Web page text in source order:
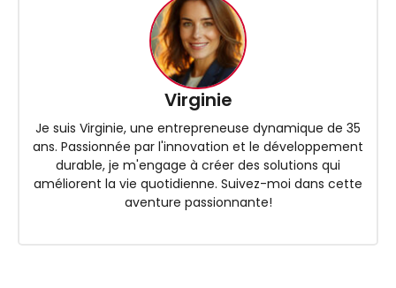
Virginie
Je suis Virginie, une entrepreneuse dynamique de 35
ans. Passionnée par l'innovation et le développement
durable, je m'engage à créer des solutions qui
améliorent la vie quotidienne. Suivez-moi dans cette
aventure passionnante!